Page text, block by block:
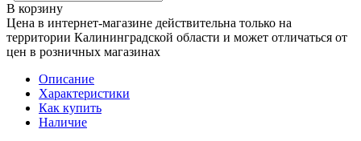
В корзину
Цена в интернет-магазине действительна только на
территории Калининградской области и может отличаться от
цен в розничных магазинах
Описание
Характеристики
Как купить
Наличие